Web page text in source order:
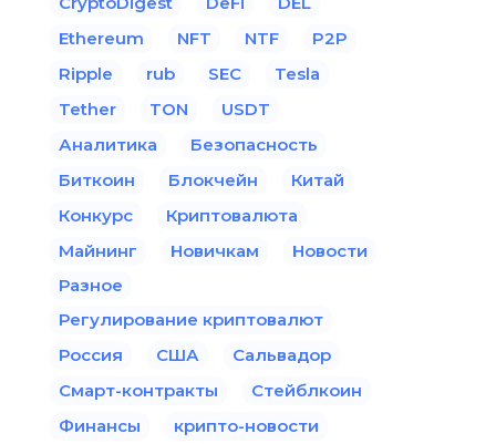
Ethereum
NFT NTF
P2P
Ripple
rub SEC
Tesla
Tether
TON
USDT
Аналитика
Безопасность
Биткоин
Блокчейн
Китай
Конкурс
Криптовалюта
Майнинг
Новичкам
Новости
Разное
Регулирование криптовалют
Россия
США
Сальвадор
Смарт-контракты
Стейблкоин
Финансы
крипто-новости